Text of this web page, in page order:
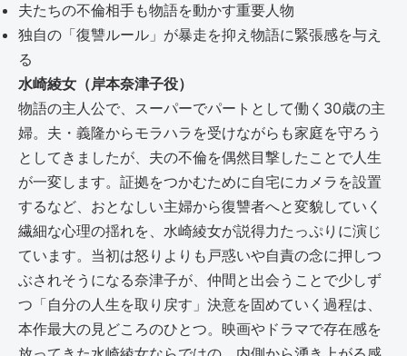
夫たちの不倫相手も物語を動かす重要人物
独自の「復讐ルール」が暴走を抑え物語に緊張感を与え
る
水崎綾女（岸本奈津子役）
物語の主人公で、スーパーでパートとして働く30歳の主
婦。夫・義隆からモラハラを受けながらも家庭を守ろう
としてきましたが、夫の不倫を偶然目撃したことで人生
が一変します。証拠をつかむために自宅にカメラを設置
するなど、おとなしい主婦から復讐者へと変貌していく
繊細な心理の揺れを、水崎綾女が説得力たっぷりに演じ
ています。当初は怒りよりも戸惑いや自責の念に押しつ
ぶされそうになる奈津子が、仲間と出会うことで少しず
つ「自分の人生を取り戻す」決意を固めていく過程は、
本作最大の見どころのひとつ。映画やドラマで存在感を